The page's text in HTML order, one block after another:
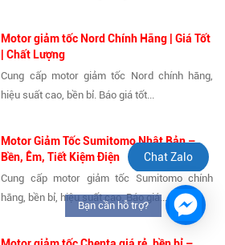
Motor giảm tốc Nord Chính Hãng | Giá Tốt
| Chất Lượng
Cung cấp motor giảm tốc Nord chính hãng,
hiệu suất cao, bền bỉ. Báo giá tốt...
Motor Giảm Tốc Sumitomo Nhật Bản –
Bền, Êm, Tiết Kiệm Điện
Cung cấp motor giảm tốc Sumitomo chính
hãng, bền bỉ, hiệu suất cao. Báo giá...
Chat Zalo
Bạn cần hỗ trợ?